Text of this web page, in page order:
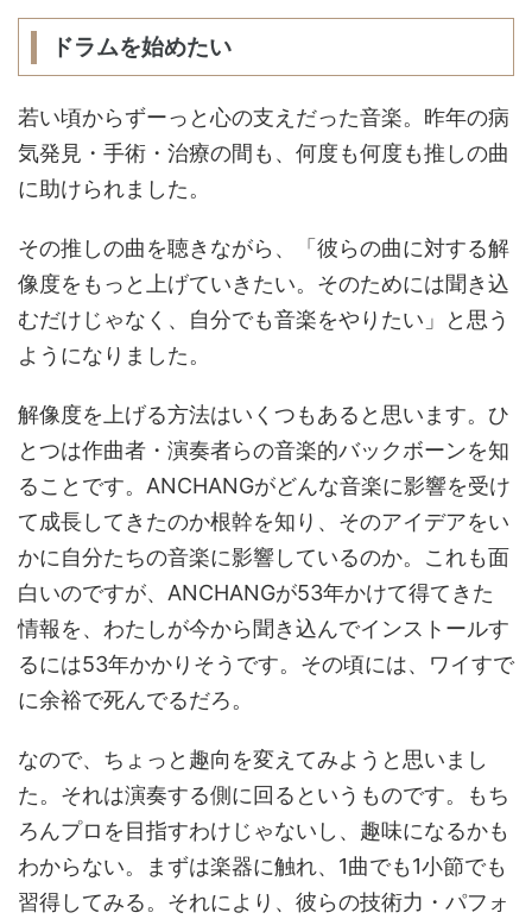
ドラムを始めたい
若い頃からずーっと心の支えだった音楽。昨年の病
気発見・手術・治療の間も、何度も何度も推しの曲
に助けられました。
その推しの曲を聴きながら、「彼らの曲に対する解
像度をもっと上げていきたい。そのためには聞き込
むだけじゃなく、自分でも音楽をやりたい」と思う
ようになりました。
解像度を上げる方法はいくつもあると思います。ひ
とつは作曲者・演奏者らの音楽的バックボーンを知
ることです。ANCHANGがどんな音楽に影響を受け
て成長してきたのか根幹を知り、そのアイデアをい
かに自分たちの音楽に影響しているのか。これも面
白いのですが、ANCHANGが53年かけて得てきた
情報を、わたしが今から聞き込んでインストールす
るには53年かかりそうです。その頃には、ワイすで
に余裕で死んでるだろ。
なので、ちょっと趣向を変えてみようと思いまし
た。それは演奏する側に回るというものです。もち
ろんプロを目指すわけじゃないし、趣味になるかも
わからない。まずは楽器に触れ、1曲でも1小節でも
習得してみる。それにより、彼らの技術力・パフォ